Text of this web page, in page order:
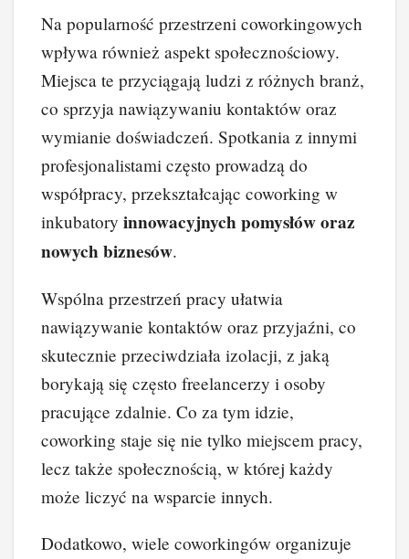
Na popularność przestrzeni coworkingowych
wpływa również aspekt społecznościowy.
Miejsca te przyciągają ludzi z różnych branż,
co sprzyja nawiązywaniu kontaktów oraz
wymianie doświadczeń. Spotkania z innymi
profesjonalistami często prowadzą do
współpracy, przekształcając coworking w
inkubatory innowacyjnych pomysłów oraz
nowych biznesów.
Wspólna przestrzeń pracy ułatwia
nawiązywanie kontaktów oraz przyjaźni, co
skutecznie przeciwdziała izolacji, z jaką
borykają się często freelancerzy i osoby
pracujące zdalnie. Co za tym idzie,
coworking staje się nie tylko miejscem pracy,
lecz także społecznością, w której każdy
może liczyć na wsparcie innych.
Dodatkowo, wiele coworkingów organizuje